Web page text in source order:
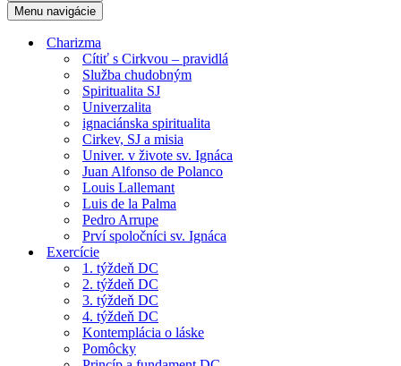
Menu navigácie
Charizma
Cítiť s Cirkvou – pravidlá
Služba chudobným
Spiritualita SJ
Univerzalita
ignaciánska spiritualita
Cirkev, SJ a misia
Univer. v živote sv. Ignáca
Juan Alfonso de Polanco
Louis Lallemant
Luis de la Palma
Pedro Arrupe
Prví spoločníci sv. Ignáca
Exercície
1. týždeň DC
2. týždeň DC
3. týždeň DC
4. týždeň DC
Kontemplácia o láske
Pomôcky